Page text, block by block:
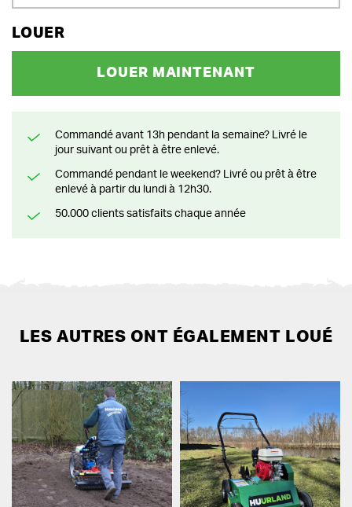
LOUER
LOUER MAINTENANT
Commandé avant 13h pendant la semaine? Livré le
jour suivant ou prêt à être enlevé.
Commandé pendant le weekend? Livré ou prêt à être
enlevé à partir du lundi à 12h30.
50.000 clients satisfaits chaque année
LES AUTRES ONT ÉGALEMENT LOUÉ